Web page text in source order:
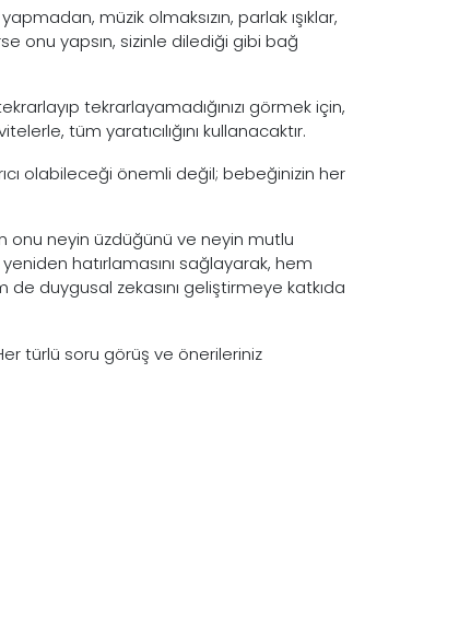
müzik olmaksızın, parlak ışıklar,
onu yapsın, sizinle dilediği gibi bağ
tekrarlayamadığınızı görmek için,
tüm yaratıcılığını kullanacaktır.
olabileceği önemli değil; bebeğinizin her
onu neyin üzdüğünü ve neyin mutlu
hatırlamasını sağlayarak, hem
de duygusal zekasını geliştirmeye katkıda
Her türlü soru görüş ve önerileriniz